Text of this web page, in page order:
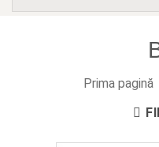
Prima pagină